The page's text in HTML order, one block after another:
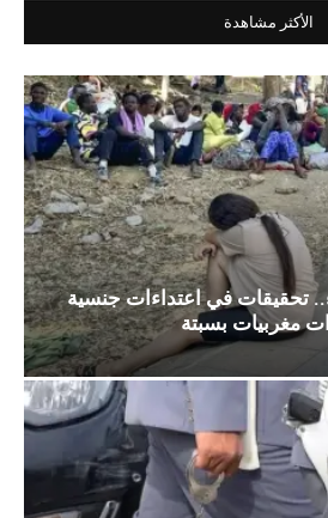
الأكثر مشاهدة
تحقيقات في اعتداءات جنسية
مغربيات بسبتة